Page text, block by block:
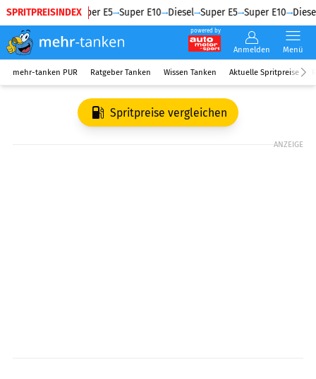
SPRITPREISINDEX
Diesel Super E5 Super E10 Diesel Super E5 Super E10 Diesel
powered by
Anmelden Menü
mehr-tanken PUR Ratgeber Tanken Wissen Tanken Aktuelle Spritpreise
Spritpreise vergleichen
ANZEIGE